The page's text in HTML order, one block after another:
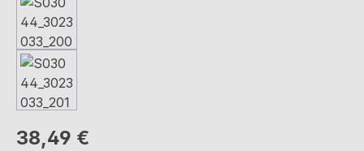
Regulärer Preis:
38,49 €